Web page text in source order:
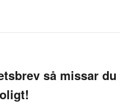
så missar du